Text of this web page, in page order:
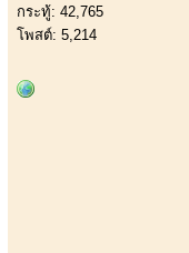
กระทู้: 42,765
โพสต์: 5,214